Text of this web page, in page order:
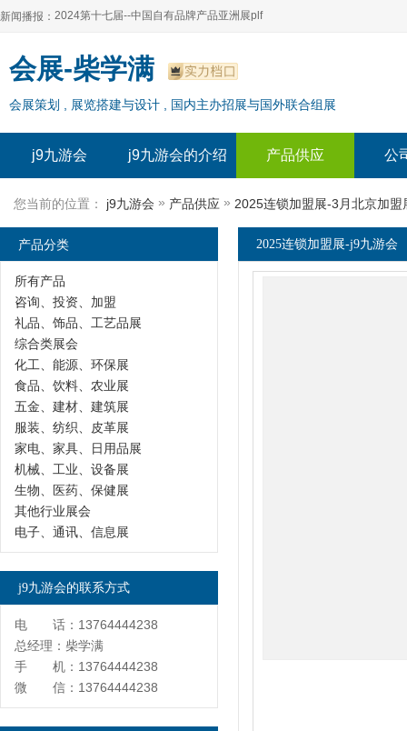
新闻播报：
2024上海自有品牌展--百货展|食品展 零售展|oem展
2024全球自有--品牌产品亚洲展（plf）
2024上海自有品牌展--2024上海oem 贴牌代加工展
2024第十七届--中国自有品牌产品亚洲展plf
2024全球自有--品牌产品亚洲展（plf）
2024年上海--第17届自有品牌展
会展-柴学满
会展策划 , 展览搭建与设计 , 国内主办招展与国外联合组展
j9九游会 j9九游会的介绍 产品供应 公
您当前的位置： j9九游会 » 产品供应 » 2025连锁加盟展-3月北京加盟
2025连锁加盟展-j9九游会
产品分类
所有产品
咨询、投资、加盟
礼品、饰品、工艺品展
综合类展会
化工、能源、环保展
食品、饮料、农业展
五金、建材、建筑展
服装、纺织、皮革展
家电、家具、日用品展
机械、工业、设备展
生物、医药、保健展
其他行业展会
电子、通讯、信息展
j9九游会的联系方式
电 话：13764444238
总经理：柴学满
手 机：13764444238
微 信：13764444238